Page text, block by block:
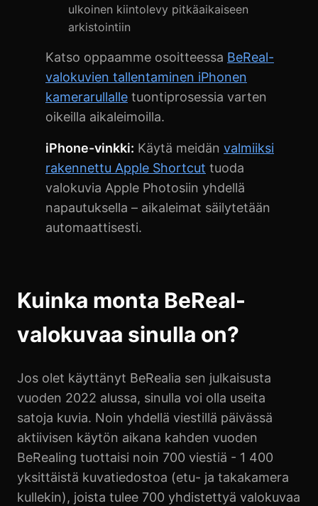
ulkoinen kiintolevy pitkäaikaiseen
arkistointiin
Katso oppaamme osoitteessa BeReal-
valokuvien tallentaminen iPhonen
kamerarullalle tuontiprosessia varten
oikeilla aikaleimoilla.
iPhone-vinkki: Käytä meidän valmiiksi
rakennettu Apple Shortcut tuoda
valokuvia Apple Photosiin yhdellä
napautuksella – aikaleimat säilytetään
automaattisesti.
Kuinka monta BeReal-
valokuvaa sinulla on?
Jos olet käyttänyt BeRealia sen julkaisusta
vuoden 2022 alussa, sinulla voi olla useita
satoja kuvia. Noin yhdellä viestillä päivässä
aktiivisen käytön aikana kahden vuoden
BeRealing tuottaisi noin 700 viestiä - 1 400
yksittäistä kuvatiedostoa (etu- ja takakamera
kullekin), joista tulee 700 yhdistettyä valokuvaa